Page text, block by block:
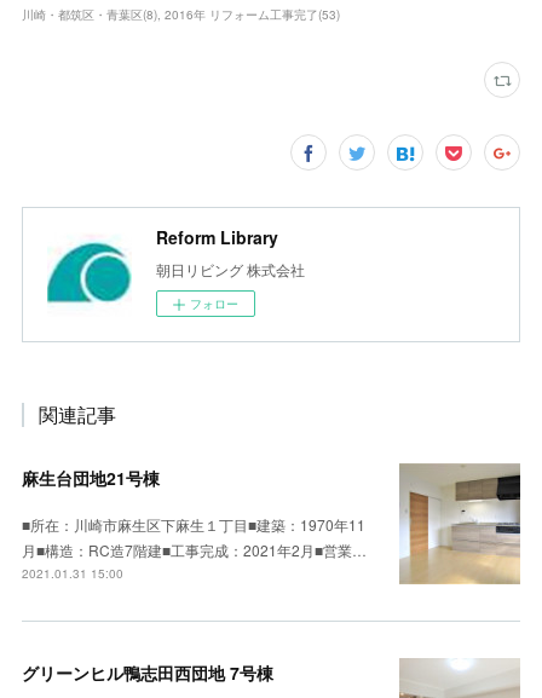
川崎・都筑区・青葉区(8) 2016年 リフォーム工事完了(53)
Reform Library
朝日リビング 株式会社
フォロー
関連記事
麻生台団地21号棟
■所在：川崎市麻生区下麻生１丁目■建築：1970年11
月■構造：RC造7階建■工事完成：2021年2月■営業…
2021.01.31 15:00
グリーンヒル鴨志田西団地 7号棟